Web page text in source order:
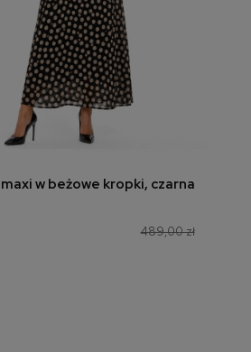
dodaj do koszyka
w beżowe kropki, czarna
489,00 zł